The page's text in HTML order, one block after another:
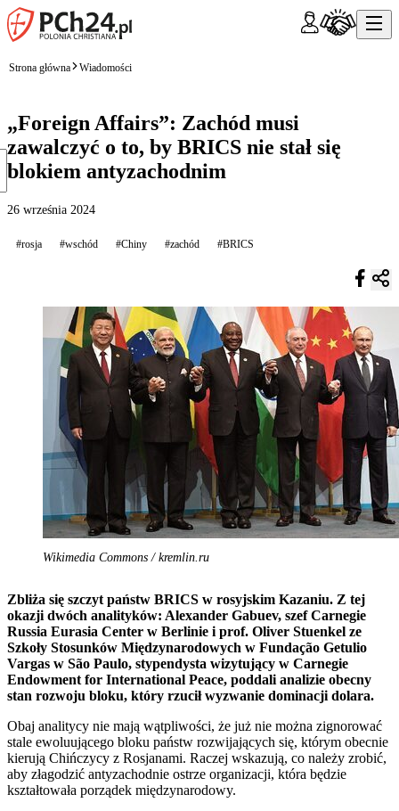
Strona główna Wiadomości
„Foreign Affairs”: Zachód musi
zawalczyć o to, by BRICS nie stał się
blokiem antyzachodnim
26 września 2024
#rosja #wschód #Chiny #zachód #BRICS
Wikimedia Commons / kremlin.ru
Zbliża się szczyt państw BRICS w rosyjskim Kazaniu. Z tej
okazji dwóch analityków: Alexander Gabuev, szef Carnegie
Russia Eurasia Center w Berlinie i prof. Oliver Stuenkel ze
Szkoły Stosunków Międzynarodowych w Fundação Getulio
Vargas w São Paulo, stypendysta wizytujący w Carnegie
Endowment for International Peace, poddali analizie obecny
stan rozwoju bloku, który rzucił wyzwanie dominacji dolara.
Obaj analitycy nie mają wątpliwości, że już nie można zignorować
stale ewoluującego bloku państw rozwijających się, którym obecnie
kierują Chińczycy z Rosjanami. Raczej wskazują, co należy zrobić,
aby złagodzić antyzachodnie ostrze organizacji, która będzie
kształtowała porządek międzynarodowy.